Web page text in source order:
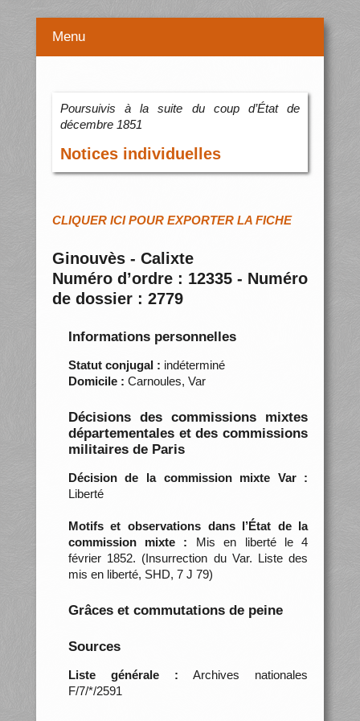
Menu
Poursuivis à la suite du coup d’État de
décembre 1851
Notices individuelles
CLIQUER ICI POUR EXPORTER LA FICHE
Ginouvès - Calixte
Numéro d’ordre : 12335 - Numéro
de dossier : 2779
Informations personnelles
Statut conjugal : indéterminé
Domicile : Carnoules, Var
Décisions des commissions mixtes
départementales et des commissions
militaires de Paris
Décision de la commission mixte Var :
Liberté
Motifs et observations dans l’État de la
commission mixte : Mis en liberté le 4
février 1852. (Insurrection du Var. Liste des
mis en liberté, SHD, 7 J 79)
Grâces et commutations de peine
Sources
Liste générale : Archives nationales
F/7/*/2591